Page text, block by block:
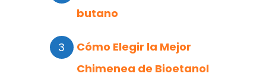
butano
Cómo Elegir la Mejor
Chimenea de Bioetanol